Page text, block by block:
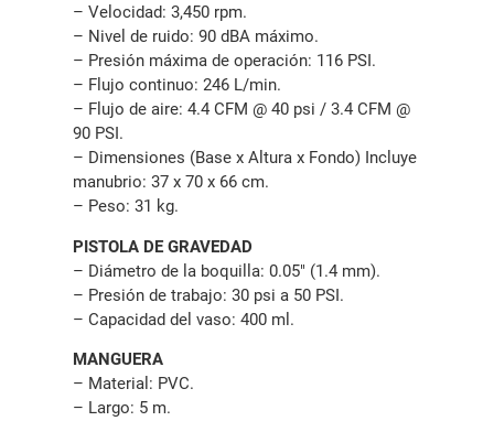
– Velocidad: 3,450 rpm.
– Nivel de ruido: 90 dBA máximo.
– Presión máxima de operación: 116 PSI.
– Flujo continuo: 246 L/min.
– Flujo de aire: 4.4 CFM @ 40 psi / 3.4 CFM @
90 PSI.
– Dimensiones (Base x Altura x Fondo) Incluye
manubrio: 37 x 70 x 66 cm.
– Peso: 31 kg.
PISTOLA DE GRAVEDAD
– Diámetro de la boquilla: 0.05″ (1.4 mm).
– Presión de trabajo: 30 psi a 50 PSI.
– Capacidad del vaso: 400 ml.
MANGUERA
– Material: PVC.
– Largo: 5 m.